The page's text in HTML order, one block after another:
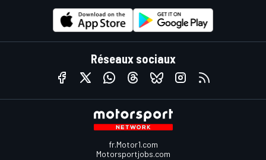
Réseaux sociaux
fr.Motor1.com
Motorsportjobs.com